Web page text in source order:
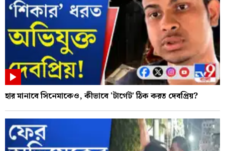
হার মানাবে সিনেমাকেও, কীভাবে 'টার্গেট' ঠিক করত দেবপ্রিয়?